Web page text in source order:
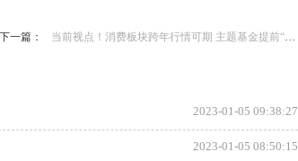
下一篇： 当前视点！消费板块跨年行情可期 主题基金提前“抢跑”
2023-01-05 09:38:27
2023-01-05 08:50:15